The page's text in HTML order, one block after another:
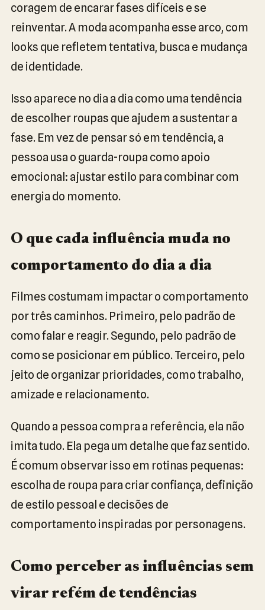
coragem de encarar fases difíceis e se
reinventar. A moda acompanha esse arco, com
looks que refletem tentativa, busca e mudança
de identidade.
Isso aparece no dia a dia como uma tendência
de escolher roupas que ajudem a sustentar a
fase. Em vez de pensar só em tendência, a
pessoa usa o guarda-roupa como apoio
emocional: ajustar estilo para combinar com
energia do momento.
O que cada influência muda no
comportamento do dia a dia
Filmes costumam impactar o comportamento
por três caminhos. Primeiro, pelo padrão de
como falar e reagir. Segundo, pelo padrão de
como se posicionar em público. Terceiro, pelo
jeito de organizar prioridades, como trabalho,
amizade e relacionamento.
Quando a pessoa compra a referência, ela não
imita tudo. Ela pega um detalhe que faz sentido.
É comum observar isso em rotinas pequenas:
escolha de roupa para criar confiança, definição
de estilo pessoal e decisões de
comportamento inspiradas por personagens.
Como perceber as influências sem
virar refém de tendências